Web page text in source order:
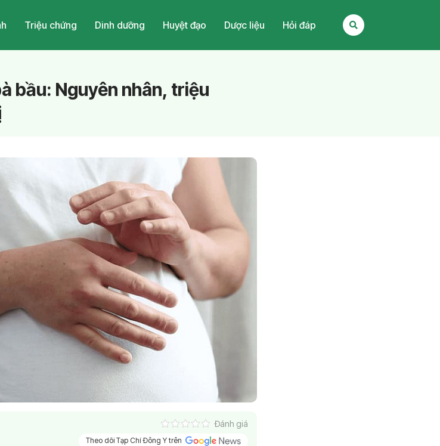
Triệu chứng Dinh dưỡng Huyệt đạo Dược liệu Hỏi đáp
bầu: Nguyên nhân, triệu
Đánh giá
Theo dõi Tạp Chí Đông Y trên